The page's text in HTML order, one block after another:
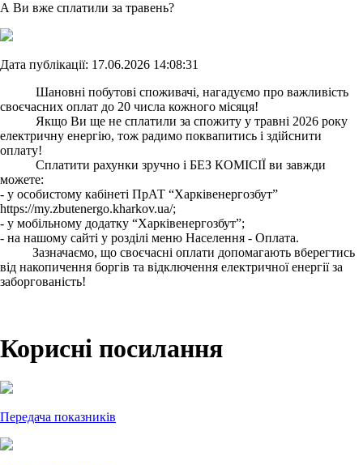
А Ви вже сплатили за травень?
Дата публікації: 17.06.2026 14:08:31
Шановні побутові споживачі, нагадуємо про важливість
своєчасних оплат до 20 числа кожного місяця!
Якщо Ви ще не сплатили за спожиту у травні 2026 року
електричну енергію, тож радимо поквапитись і здійснити
оплату!
Сплатити рахунки зручно і БЕЗ КОМІСІЇ ви завжди
можете:
- у особистому кабінеті ПрАТ “Харківенергозбут”
https://my.zbutenergo.kharkov.ua/;
- у мобільному додатку “Харківенергозбут”;
- на нашому сайті у розділі меню Населення - Оплата.
Зазначаємо, що своєчасні оплати допомагають вберегтись
від накопичення боргів та відключення електричної енергії за
заборгованість!
Корисні посилання
Передача показників